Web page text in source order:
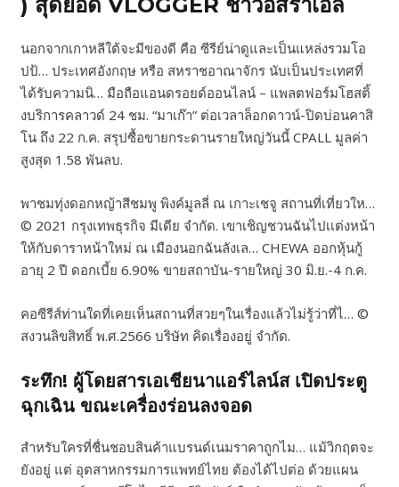
นอกจากเกาหลีใต้จะมีของดี คือ ซีรีย์น่าดูและเป็นแหล่งรวมโอ
ปป้… ประเทศอังกฤษ หรือ สหราชอาณาจักร นับเป็นประเทศที่
ได้รับความนิ… มือถือแอนดรอยด์ออนไลน์ – แพลตฟอร์มโฮสติ้
งบริการคลาวด์ 24 ชม. “มาเก๊า” ต่อเวลาล็อกดาวน์-ปิดบ่อนคาสิ
โน ถึง 22 ก.ค. สรุปซื้อขายกระดานรายใหญ่วันนี้ CPALL มูลค่า
สูงสุด 1.58 พันลบ.
พาชมทุ่งดอกหญ้าสีชมพู พิงค์มูลลี่ ณ เกาะเชจู สถานที่เที่ยวให…
© 2021 กรุงเทพธุรกิจ มีเดีย จำกัด. เขาเชิญชวนฉันไปเเต่งหน้า
ให้กับดาราหน้าใหม่ ณ เมืองนอกฉันลังเล… CHEWA ออกหุ้นกู้
อายุ 2 ปี ดอกเบี้ย 6.90% ขายสถาบัน-รายใหญ่ 30 มิ.ย.-4 ก.ค.
คอซีรีส์ท่านใดที่เคยเห็นสถานที่สวยๆในเรื่องแล้วไม่รู้ว่าที่ไ… ©
สงวนลิขสิทธิ์ พ.ศ.2566 บริษัท คิดเรื่องอยู่ จำกัด.
ระทึก! ผู้โดยสารเอเชียนาแอร์ไลน์ส เปิดประตู
ฉุกเฉิน ขณะเครื่องร่อนลงจอด
สำหรับใครที่ชื่นชอบสินค้าแบรนด์เนมราคาถูกไม… แม้วิกฤตจะ
ยังอยู่ แต่ อุตสาหกรรมการแพทย์ไทย ต้องได้ไปต่อ ด้วยแผน